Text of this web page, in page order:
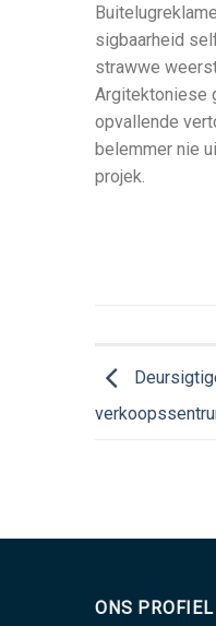
sigbaarheid
strawwe
Argitektoniese
opvallende
belemmer nie
projek.
ONS PROFIEL